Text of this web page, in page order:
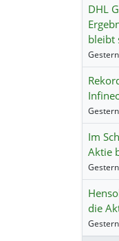
DHL
bleibt
Im
Aktie
die